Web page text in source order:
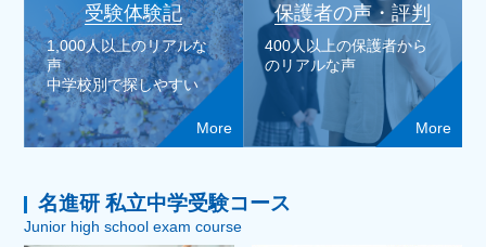
受験体験記
1,000人以上のリアルな
声
中学校別で探しやすい
More
保護者の声・評判
400人以上の保護者から
のリアルな声
More
名進研 私立中学受験コース
Junior high school exam course